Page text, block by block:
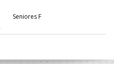
Seniores F